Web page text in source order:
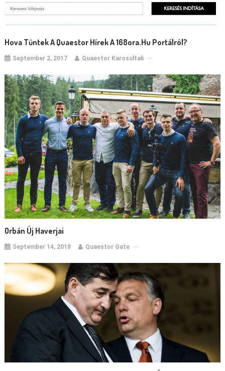
Hova Tűntek A Quaestor Hírek A 168ora.hu Portálról?
September 2, 2017 Quaestor Karosultak
Orbán Új Haverjai
September 14, 2018 Quaestor Gate